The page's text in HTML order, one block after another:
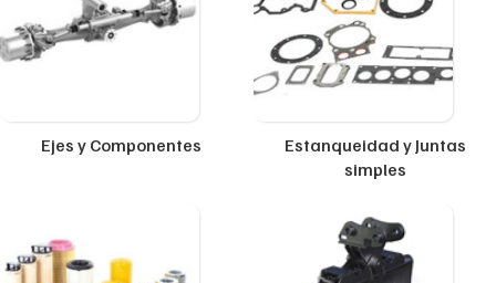
Ejes y Componentes
Estanqueidad y Juntas
simples